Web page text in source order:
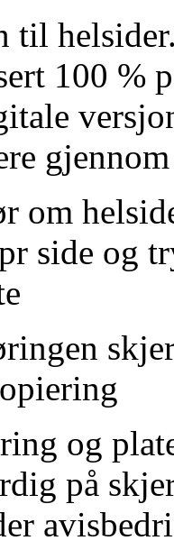
til
100
om
side og
og
på